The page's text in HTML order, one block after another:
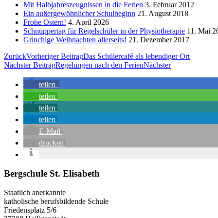
Mit Halbjahreszeugnissen in die Ferien 3. Februar 2012
Ein außergewöhnlicher Schulbeginn 21. August 2018
Frohe Ostern! 4. April 2026
Schnuppertag für Regelschüler in der Physiotherapie 11. Mai
Grinchige Weihnachten allerseits! 21. Dezember 2017
ZurückVorheriger BeitragDas Schülercafé als lebendiger Ort
Nächster BeitragRegelungen nach den FerienNächster
teilen
teilen
teilen
teilen
E-Mail
drucken
Bergschule St. Elisabeth
Staatlich anerkannte
katholische berufsbildende Schule
Friedensplatz 5/6